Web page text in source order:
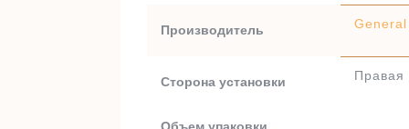
Производитель
Сторона установки Правая